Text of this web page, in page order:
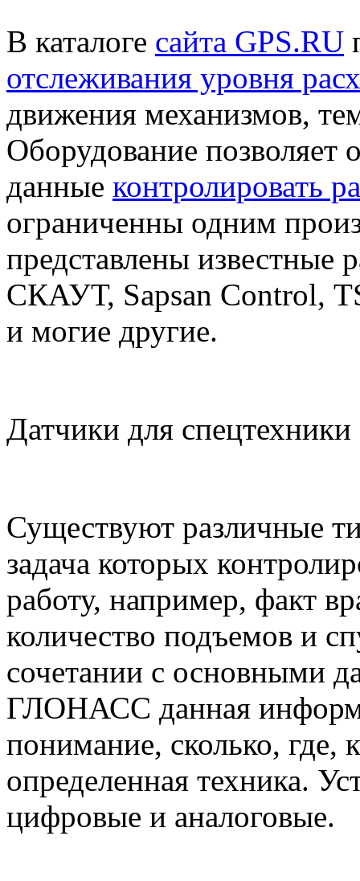
В каталоге сайта GPS.RU
отслеживания уровня
движения механизмов,
Оборудование позволяет
данные контролировать
ограниченны одним
представлены известные
СКАУТ, Sapsan Control,
и могие другие.
Датчики для спецтехники
Существуют различные
задача которых
работу, например, факт
количество подъемов и
сочетании с основными
ГЛОНАСС данная
понимание, сколько, где,
определенная техника.
цифровые и аналоговые.